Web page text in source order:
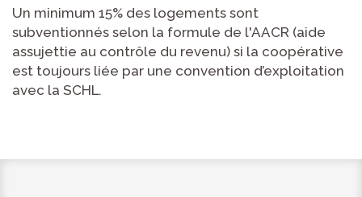
Un minimum 15% des logements sont
subventionnés selon la formule de l'AACR (aide
assujettie au contrôle du revenu) si la coopérative
est toujours liée par une convention d’exploitation
avec la SCHL.